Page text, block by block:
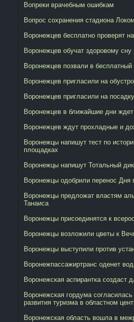
Вопреки врачебным ошибкам
Вопрос сохранения стадиона
Воронежцев бесплатно проверят
Воронежцев обучат здоровому сну
Воронежцев позвали в
Воронежцев пригласили на
Воронежцев пригласили на
Воронежцев в ближайшие дни
Воронежцев ждут прохладные и
Воронежцы напишут тест по
площадках
Воронежцы напишут Тотальный
Воронежцы одобрили перенос Дня
Воронежцы предложат властям
Танаиса
Воронежцы присоединятся к
Воронежцы возложили цветы к
Воронежцы выступили против
Воронежпассажиртранс оденет
Воронежская аспирантка создаст
Воронежская гордума
развития туризма в областном
Воронежская область вошла в